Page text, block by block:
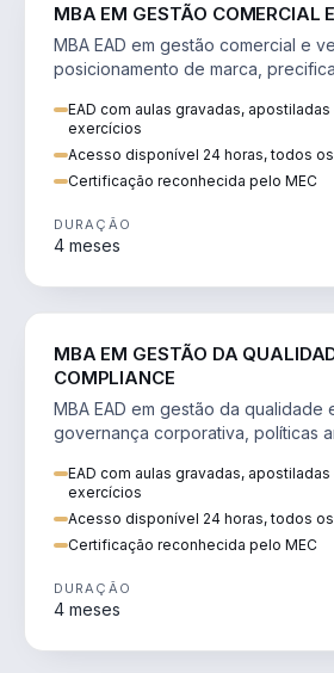
MBA EM GESTÃO COMERCIAL
MBA EAD em gestão comercial e
posicionamento de marca,
EAD com aulas gravadas,
exercícios
Acesso disponível 24 horas, todos
Certificação reconhecida pelo MEC
DURAÇÃO
4 meses
MBA EM GESTÃO DA
COMPLIANCE
MBA EAD em gestão da qualidade
governança corporativa, políticas
EAD com aulas gravadas,
exercícios
Acesso disponível 24 horas, todos
Certificação reconhecida pelo MEC
DURAÇÃO
4 meses